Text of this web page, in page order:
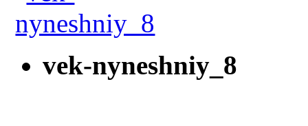
vek-nyneshniy_8